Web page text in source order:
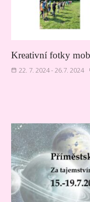
Kreativní fotky
22. 7. 2024 - 26.7. 2024